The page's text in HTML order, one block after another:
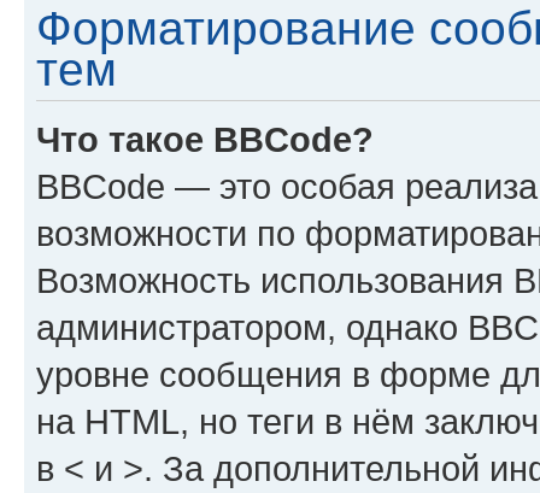
Форматирование
тем
Что такое BBCode?
BBCode — это особая
возможности по
Возможность использования
администратором, однако
уровне сообщения в форме
на HTML, но теги в нём
в < и >. За дополнительной